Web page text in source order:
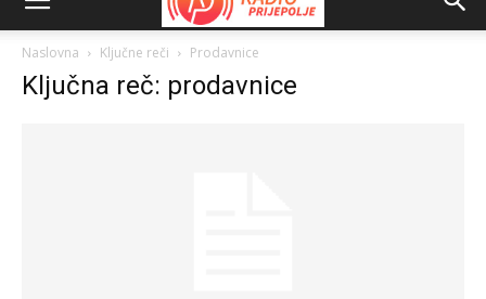
Naslovna Ključne reči Prodavnice
Ključna reč: prodavnice